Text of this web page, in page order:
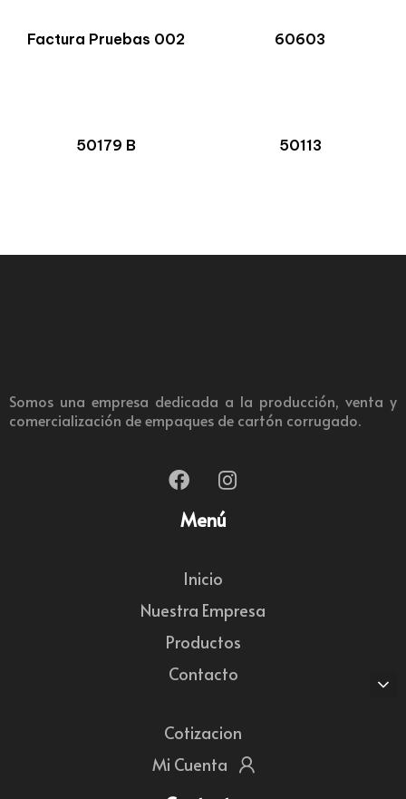
Factura Pruebas 002 60603
50179 B 50113
Somos una empresa dedicada a la producción, venta y
comercialización de empaques de cartón corrugado.
Menú
Inicio
Nuestra Empresa
Productos
Contacto
Cotizacion
Mi Cuenta